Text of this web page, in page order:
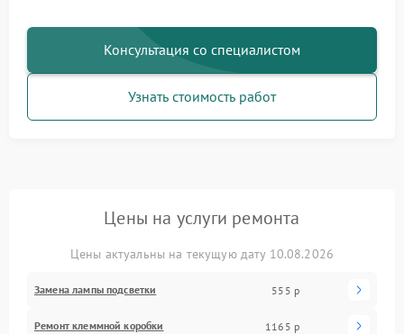
Консультация со специалистом
Узнать стоимость работ
Цены на услуги ремонта
Цены актуальны на текущую дату 10.08.2026
Замена лампы подсветки 555 р
Ремонт клеммной коробки 1165 р